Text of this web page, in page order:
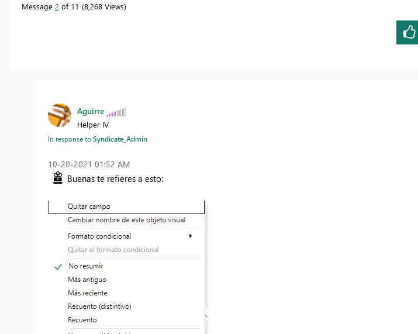
Message 2 of 11 8,268 Views
Aguirre
Helper IV
In response toSyndicate_Admin
‎10-20-2021 01:52 AM
Buenas te refieres a esto: